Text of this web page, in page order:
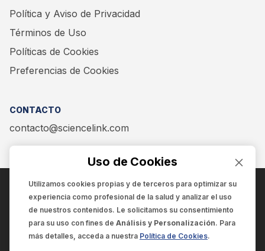
Política y Aviso de Privacidad
Términos de Uso
Políticas de Cookies
Preferencias de Cookies
CONTACTO
contacto@sciencelink.com
ENCUÉNTRANOS EN:
Uso de Cookies
Utilizamos cookies propias y de terceros para optimizar su
experiencia como profesional de la salud y analizar el uso
de nuestros contenidos. Le solicitamos su consentimiento
para su uso con fines de Análisis y Personalización. Para
más detalles, acceda a nuestra Política de Cookies.